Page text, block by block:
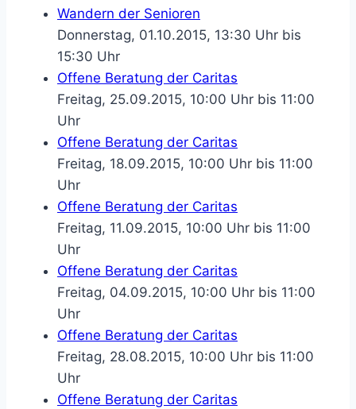
Wandern der Senioren
Donnerstag, 01.10.2015, 13:30 Uhr bis
15:30 Uhr
Offene Beratung der Caritas
Freitag, 25.09.2015, 10:00 Uhr bis 11:00
Uhr
Offene Beratung der Caritas
Freitag, 18.09.2015, 10:00 Uhr bis 11:00
Uhr
Offene Beratung der Caritas
Freitag, 11.09.2015, 10:00 Uhr bis 11:00
Uhr
Offene Beratung der Caritas
Freitag, 04.09.2015, 10:00 Uhr bis 11:00
Uhr
Offene Beratung der Caritas
Freitag, 28.08.2015, 10:00 Uhr bis 11:00
Uhr
Offene Beratung der Caritas